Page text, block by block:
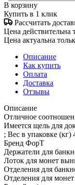
В корзину
Купить в 1 клик
Рассчитать
Цена действительна
Цена актуальна
Описание
Как купить
Оплата
Доставка
Отзывы
Описание
Отличное
Имеется щель для
; Вес в упаковке (кг)
Бренд ФорТ
Держатели для
Лоток для монет
Отделения для
Отделения для монет